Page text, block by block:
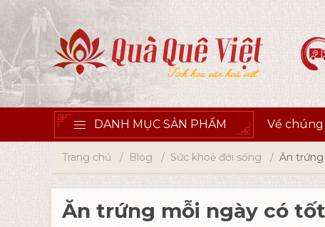
DANH MỤC SẢN PHẨM Về chúng
Trang chủ Blog Sức khoẻ đời sống Ăn
Ăn trứng mỗi ngày có